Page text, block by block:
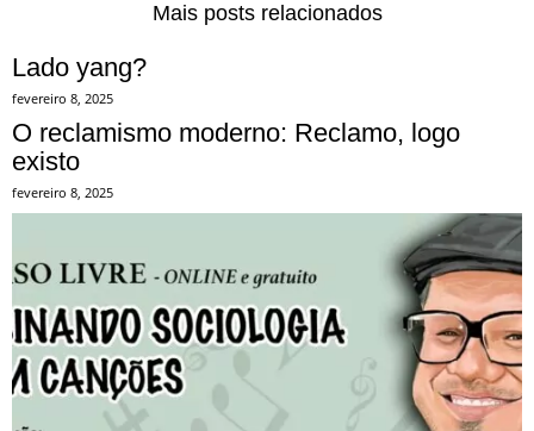
Mais posts relacionados
Lado yang?
fevereiro 8, 2025
O reclamismo moderno: Reclamo, logo
existo
fevereiro 8, 2025